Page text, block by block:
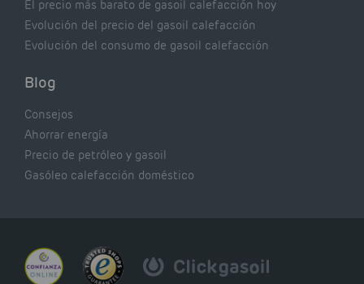
El precio más barato de gasoil calefacción hoy
Evolución del precio del gasoil calefacción
Evolución del consumo de gasoil calefacción
Blog
Consejos
Ahorrar energía
Precio de petróleo y gasoil
Gasóleo calefacción doméstico